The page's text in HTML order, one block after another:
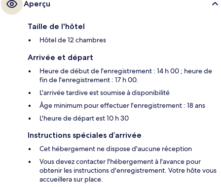
Aperçu
Taille de l'hôtel
Hôtel de 12 chambres
Arrivée et départ
Heure de début de l'enregistrement : 14 h 00 ; heure de
fin de l'enregistrement : 17 h 00.
L'arrivée tardive est soumise à disponibilité
Âge minimum pour effectuer l'enregistrement : 18 ans
L'heure de départ est 10 h 30
Instructions spéciales d’arrivée
Cet hébergement ne dispose d'aucune réception
Vous devez contacter l'hébergement à l'avance pour
obtenir les instructions d'enregistrement. Votre hôte vous
accueillera sur place.